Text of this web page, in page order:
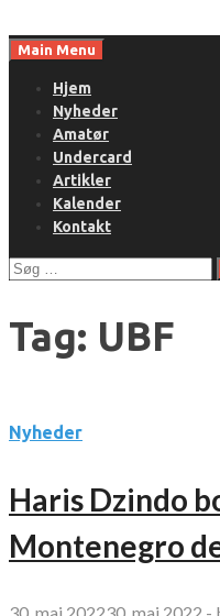
toMain Menu
Hjem
Nyheder
Amatør
Undercard
Artikler
Kalender
Kontakt
Søg
Tag: UBF
Nyheder
Haris Dzindo
Montenegro